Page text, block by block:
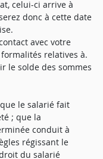
celui-ci arrive à
donc à cette date
avec votre
relatives à.
le solde des sommes
le salarié fait
; que la
conduit à
régissant le
du salarié